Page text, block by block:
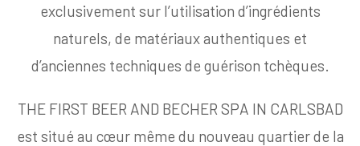
exclusivement sur l’utilisation d’ingrédients
naturels, de matériaux authentiques et
d’anciennes techniques de guérison tchèques.
THE FIRST BEER AND BECHER SPA IN CARLSBAD
est situé au cœur même du nouveau quartier de la